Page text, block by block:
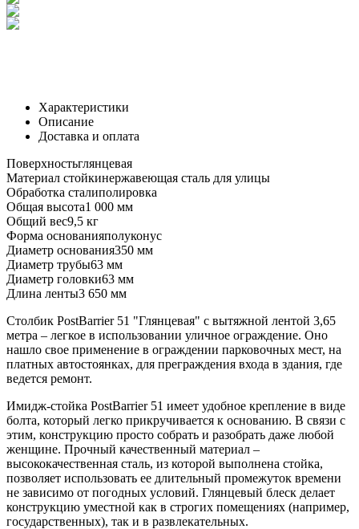
Характеристики
Описание
Доставка и оплата
Поверхностьглянцевая
Материал стойкинержавеющая сталь для улицы
Обработка сталиполировка
Общая высота1 000 мм
Общий вес9,5 кг
Форма основанияполуконус
Диаметр основания350 мм
Диаметр трубы63 мм
Диаметр головки63 мм
Длина ленты3 650 мм
Столбик PostBarrier 51 "Глянцевая" с вытяжной лентой 3,65
метра – легкое в использовании уличное ограждение. Оно
нашло свое применение в ограждении парковочных мест, на
платных автостоянках, для преграждения входа в здания, где
ведется ремонт.
Имидж-стойка PostBarrier 51 имеет удобное крепление в виде
болта, который легко прикручивается к основанию. В связи с
этим, конструкцию просто собрать и разобрать даже любой
женщине. Прочный качественный материал –
высококачественная сталь, из которой выполнена стойка,
позволяет использовать ее длительный промежуток времени
не зависимо от погодных условий. Глянцевый блеск делает
конструкцию уместной как в строгих помещениях (например,
государственных), так и в развлекательных.